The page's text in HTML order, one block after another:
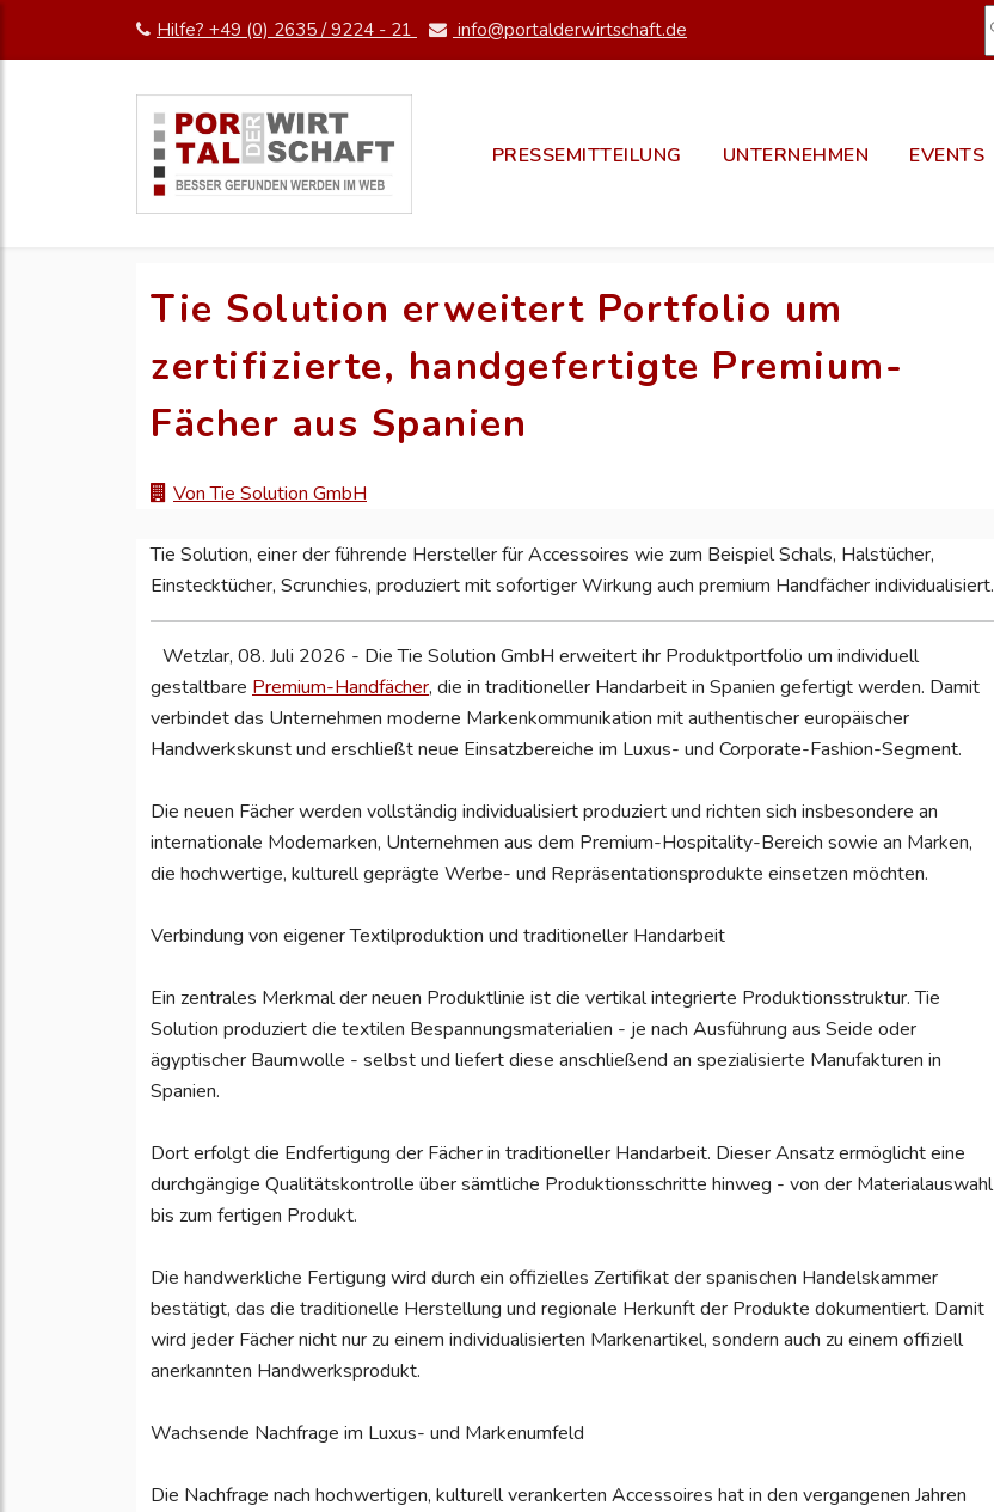
Hilfe? +49 (0) 2635 / 9224 - 21 info@portalderwirtschaft.de
PRESSEMITTEILUNG UNTERNEHMEN EVENTS
Tie Solution erweitert Portfolio um
zertifizierte, handgefertigte Premium-
Fächer aus Spanien
Von Tie Solution GmbH
Tie Solution, einer der führende Hersteller für Accessoires wie zum Beispiel Schals, Halstücher,
Einstecktücher, Scrunchies, produziert mit sofortiger Wirkung auch premium Handfächer individualisiert.
Wetzlar, 08. Juli 2026 - Die Tie Solution GmbH erweitert ihr Produktportfolio um individuell
gestaltbare Premium-Handfächer, die in traditioneller Handarbeit in Spanien gefertigt werden. Damit
verbindet das Unternehmen moderne Markenkommunikation mit authentischer europäischer
Handwerkskunst und erschließt neue Einsatzbereiche im Luxus- und Corporate-Fashion-Segment.
Die neuen Fächer werden vollständig individualisiert produziert und richten sich insbesondere an
internationale Modemarken, Unternehmen aus dem Premium-Hospitality-Bereich sowie an Marken,
die hochwertige, kulturell geprägte Werbe- und Repräsentationsprodukte einsetzen möchten.
Verbindung von eigener Textilproduktion und traditioneller Handarbeit
Ein zentrales Merkmal der neuen Produktlinie ist die vertikal integrierte Produktionsstruktur. Tie
Solution produziert die textilen Bespannungsmaterialien - je nach Ausführung aus Seide oder
ägyptischer Baumwolle - selbst und liefert diese anschließend an spezialisierte Manufakturen in
Spanien.
Dort erfolgt die Endfertigung der Fächer in traditioneller Handarbeit. Dieser Ansatz ermöglicht eine
durchgängige Qualitätskontrolle über sämtliche Produktionsschritte hinweg - von der Materialauswahl
bis zum fertigen Produkt.
Die handwerkliche Fertigung wird durch ein offizielles Zertifikat der spanischen Handelskammer
bestätigt, das die traditionelle Herstellung und regionale Herkunft der Produkte dokumentiert. Damit
wird jeder Fächer nicht nur zu einem individualisierten Markenartikel, sondern auch zu einem offiziell
anerkannten Handwerksprodukt.
Wachsende Nachfrage im Luxus- und Markenumfeld
Die Nachfrage nach hochwertigen, kulturell verankerten Accessoires hat in den vergangenen Jahren